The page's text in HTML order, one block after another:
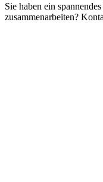
Sie haben ein
zusammenarbeiten?